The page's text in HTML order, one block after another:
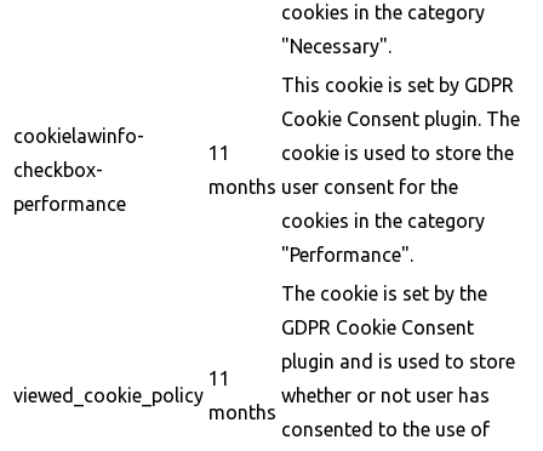
cookies in the category
"Necessary".
cookielawinfo-
checkbox-
performance
11
months
This cookie is set by GDPR
Cookie Consent plugin. The
cookie is used to store the
user consent for the
cookies in the category
"Performance".
viewed_cookie_policy
11
months
The cookie is set by the
GDPR Cookie Consent
plugin and is used to store
whether or not user has
consented to the use of